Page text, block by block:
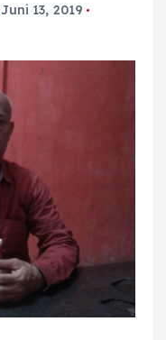
Juni 13, 2019